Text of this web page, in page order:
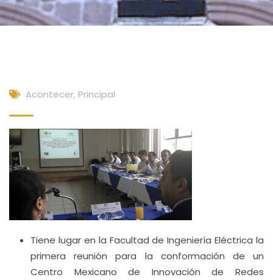
Acontecer, Principal
Tiene lugar en la Facultad de Ingeniería Eléctrica la
primera reunión para la conformación de un
Centro Mexicano de Innovación de Redes